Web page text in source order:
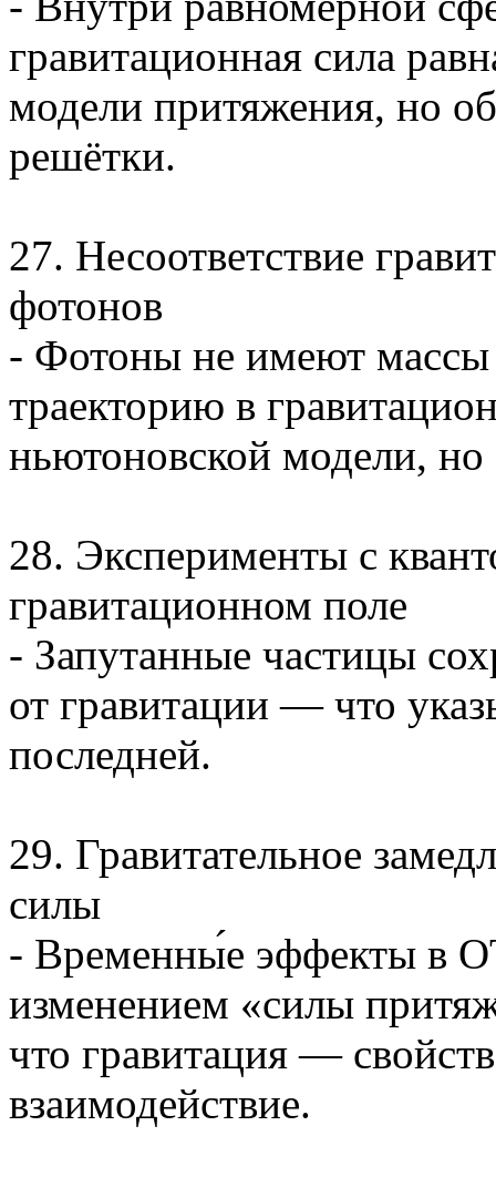
гравитационная сила
модели притяжения, но
решётки.
27. Несоответствие
фотонов
- Фотоны не имеют массы
траекторию в
ньютоновской модели,
28. Эксперименты с
гравитационном поле
- Запутанные частицы
от гравитации — что
последней.
29. Гравитательное
силы
- Временны́е эффекты в
изменением «силы
что гравитация —
взаимодействие.